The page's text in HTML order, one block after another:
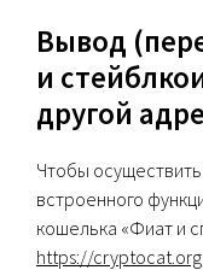
Вывод
и
другой
Чтобы
встроенного
кошелька «Фиат и
https://